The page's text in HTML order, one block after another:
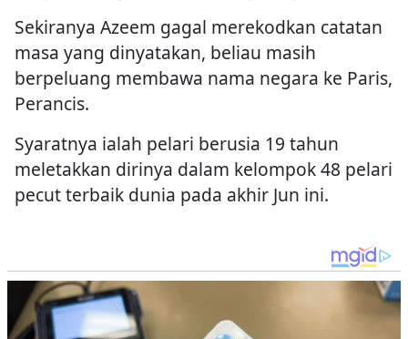
Sekiranya Azeem gagal merekodkan catatan
masa yang dinyatakan, beliau masih
berpeluang membawa nama negara ke Paris,
Perancis.
Syaratnya ialah pelari berusia 19 tahun
meletakkan dirinya dalam kelompok 48 pelari
pecut terbaik dunia pada akhir Jun ini.